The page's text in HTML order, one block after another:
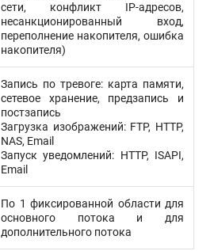
сети, конфликт IP-адресов,
несанкционированный вход,
переполнение накопителя, ошибка
накопителя)
Запись по тревоге: карта памяти,
сетевое хранение, предзапись и
постзапись
Загрузка изображений: FTP, HTTP,
NAS, Email
Запуск уведомлений: HTTP, ISAPI,
Email
По 1 фиксированной области для
основного потока и для
дополнительного потока